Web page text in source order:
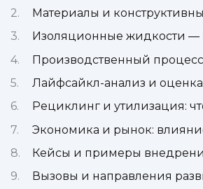
Материалы и
Изоляционные жидкости —
Производственный
Лайфсайкл-анализ и
Рециклинг и утилизация:
Экономика и рынок:
Кейсы и примеры
Вызовы и направления